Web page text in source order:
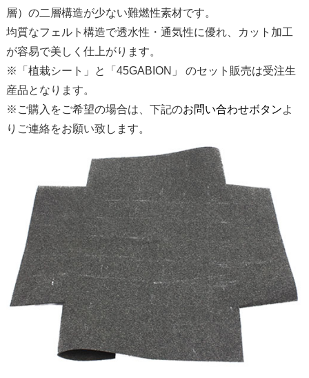
層）の二層構造が少ない難燃性素材です。
均質なフェルト構造で透水性・通気性に優れ、カット加工
が容易で美しく仕上がります。
※「植栽シート」と「45GABION」 のセット販売は受注生
産品となります。
※ご購入をご希望の場合は、下記のお問い合わせボタンよ
りご連絡をお願い致します。